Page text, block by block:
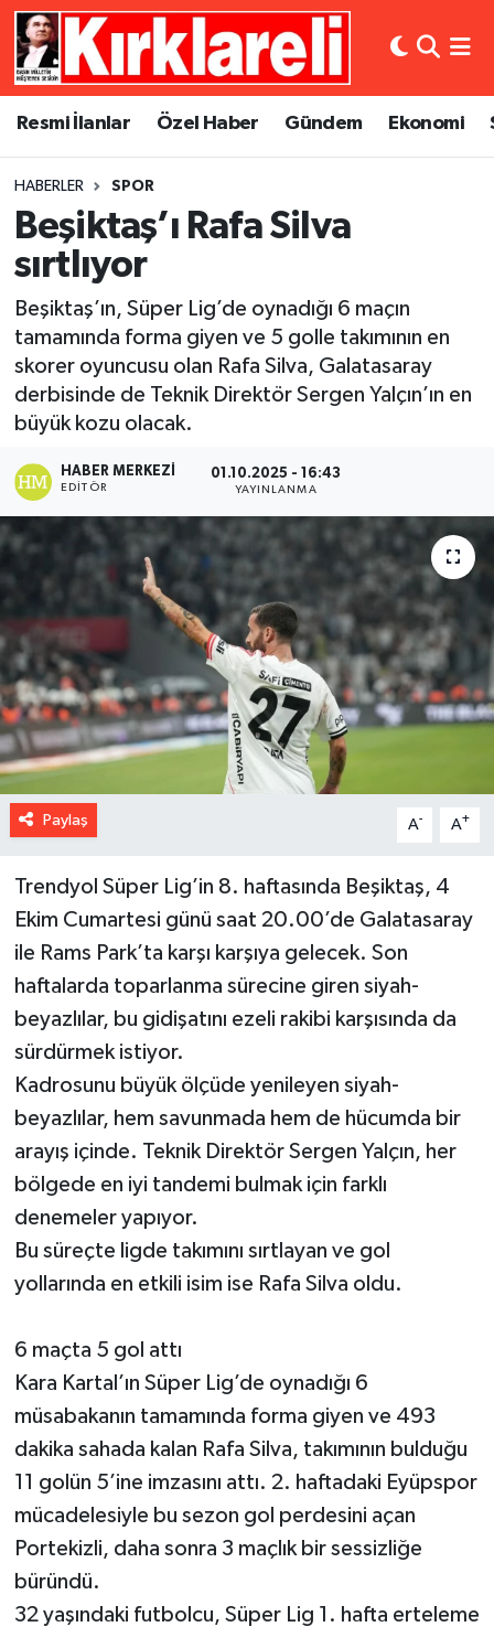
Resmi İlanlar Özel Haber Gündem Ekonomi
HABERLER SPOR
Beşiktaş’ı Rafa Silva
sırtlıyor
Beşiktaş’ın, Süper Lig’de oynadığı 6 maçın
tamamında forma giyen ve 5 golle takımının en
skorer oyuncusu olan Rafa Silva, Galatasaray
derbisinde de Teknik Direktör Sergen Yalçın’ın en
büyük kozu olacak.
HABER MERKEZI
EDITÖR
01.10.2025 - 16:43
YAYINLANMA
Paylaş A- A+
Trendyol Süper Lig’in 8. haftasında Beşiktaş, 4
Ekim Cumartesi günü saat 20.00’de Galatasaray
ile Rams Park’ta karşı karşıya gelecek. Son
haftalarda toparlanma sürecine giren siyah-
beyazlılar, bu gidişatını ezeli rakibi karşısında da
sürdürmek istiyor.
Kadrosunu büyük ölçüde yenileyen siyah-
beyazlılar, hem savunmada hem de hücumda bir
arayış içinde. Teknik Direktör Sergen Yalçın, her
bölgede en iyi tandemi bulmak için farklı
denemeler yapıyor.
Bu süreçte ligde takımını sırtlayan ve gol
yollarında en etkili isim ise Rafa Silva oldu.
6 maçta 5 gol attı
Kara Kartal’ın Süper Lig’de oynadığı 6
müsabakanın tamamında forma giyen ve 493
dakika sahada kalan Rafa Silva, takımının bulduğu
11 golün 5’ine imzasını attı. 2. haftadaki Eyüpspor
mücadelesiyle bu sezon gol perdesini açan
Portekizli, daha sonra 3 maçlık bir sessizliğe
büründü.
32 yaşındaki futbolcu, Süper Lig 1. hafta erteleme
Resmi İlanlar
Gündem
Ekonomi
Siyaset
Spor
Asayiş
Dünya
Eğitim
Kültür Sanat
Magazin
Medya
Sağlık
Künye
Gizlilik Sözleşmesi
Merkez Nöbetçi Eczaneler
Merkez Trafik Yoğunluk Haritası
Süper Lig Puan Durumu ve Fikstür
Tüm Manşetler
Son Dakika Haberleri
Haber Arşivi